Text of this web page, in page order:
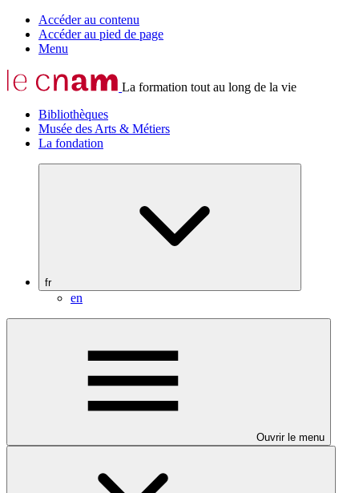
Accéder au contenu
Accéder au pied de page
Menu
La formation tout au long de la vie
Bibliothèques
Musée des Arts & Métiers
La fondation
fr
en
Ouvrir le menu